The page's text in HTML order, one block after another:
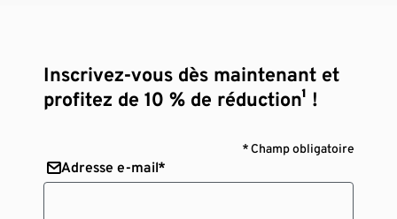
Inscrivez-vous dès maintenant et
profitez de 10 % de réduction¹ !
* Champ obligatoire
Adresse e-mail*